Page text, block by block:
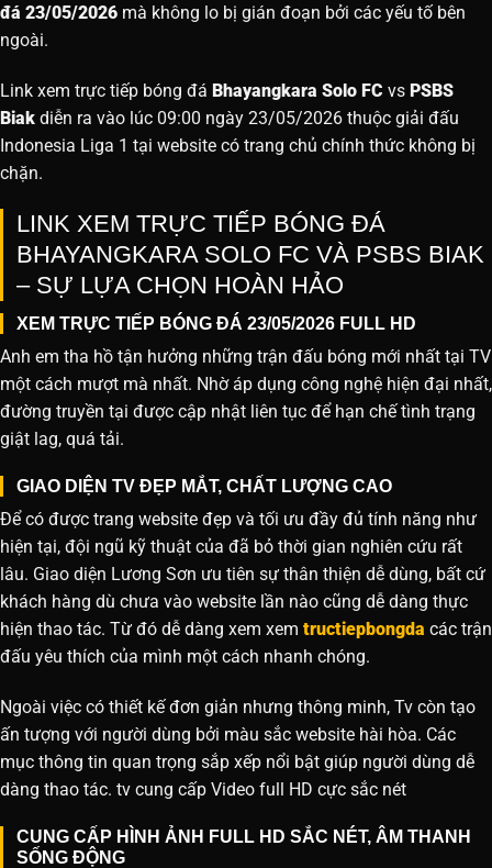
đá 23/05/2026 mà không lo bị gián đoạn bởi các yếu tố bên
ngoài.
Link xem trực tiếp bóng đá Bhayangkara Solo FC vs PSBS
Biak diễn ra vào lúc 09:00 ngày 23/05/2026 thuộc giải đấu
Indonesia Liga 1 tại website có trang chủ chính thức không bị
chặn.
LINK XEM TRỰC TIẾP BÓNG ĐÁ
BHAYANGKARA SOLO FC VÀ PSBS BIAK
– SỰ LỰA CHỌN HOÀN HẢO
XEM TRỰC TIẾP BÓNG ĐÁ 23/05/2026 FULL HD
Anh em tha hồ tận hưởng những trận đấu bóng mới nhất tại TV
một cách mượt mà nhất. Nhờ áp dụng công nghệ hiện đại nhất,
đường truyền tại được cập nhật liên tục để hạn chế tình trạng
giật lag, quá tải.
GIAO DIỆN TV ĐẸP MẮT, CHẤT LƯỢNG CAO
Để có được trang website đẹp và tối ưu đầy đủ tính năng như
hiện tại, đội ngũ kỹ thuật của đã bỏ thời gian nghiên cứu rất
lâu. Giao diện Lương Sơn ưu tiên sự thân thiện dễ dùng, bất cứ
khách hàng dù chưa vào website lần nào cũng dễ dàng thực
hiện thao tác. Từ đó dễ dàng xem xem tructiepbongda các trận
đấu yêu thích của mình một cách nhanh chóng.
Ngoài việc có thiết kế đơn giản nhưng thông minh, Tv còn tạo
ấn tượng với người dùng bởi màu sắc website hài hòa. Các
mục thông tin quan trọng sắp xếp nổi bật giúp người dùng dễ
dàng thao tác. tv cung cấp Video full HD cực sắc nét
CUNG CẤP HÌNH ẢNH FULL HD SẮC NÉT, ÂM THANH
SỐNG ĐỘNG